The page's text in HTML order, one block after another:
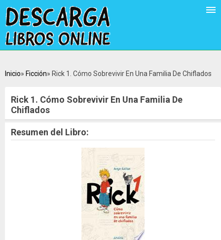
Inicio Ficción Rick 1. Cómo Sobrevivir En Una Familia De Chiflados
Rick 1. Cómo Sobrevivir En Una Familia De
Chiflados
Resumen del Libro: